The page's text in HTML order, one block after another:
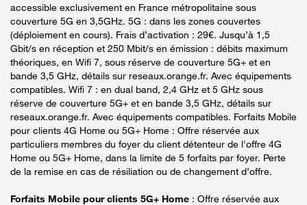
accessible exclusivement en France métropolitaine sous
couverture 5G en 3,5GHz. 5G : dans les zones couvertes
(déploiement en cours). Frais d’activation : 29€. Jusqu’à 1,5
Gbit/s en réception et 250 Mbit/s en émission : débits maximum
théoriques, en Wifi 7, sous réserve de couverture 5G+ et en
bande 3,5 GHz, détails sur reseaux.orange.fr. Avec équipements
compatibles. Wifi 7 : en dual band, 2,4 GHz et 5 GHz sous
réserve de couverture 5G+ et en bande 3,5 GHz, détails sur
reseaux.orange.fr. Avec équipements compatibles. Forfaits Mobile
pour clients 4G Home ou 5G+ Home : Offre réservée aux
particuliers membres du foyer du client détenteur de l'offre 4G
Home ou 5G+ Home, dans la limite de 5 forfaits par foyer. Perte
de la remise en cas de résiliation ou de changement d’offre.
Forfaits Mobile pour clients 5G+ Home : Offre réservée aux